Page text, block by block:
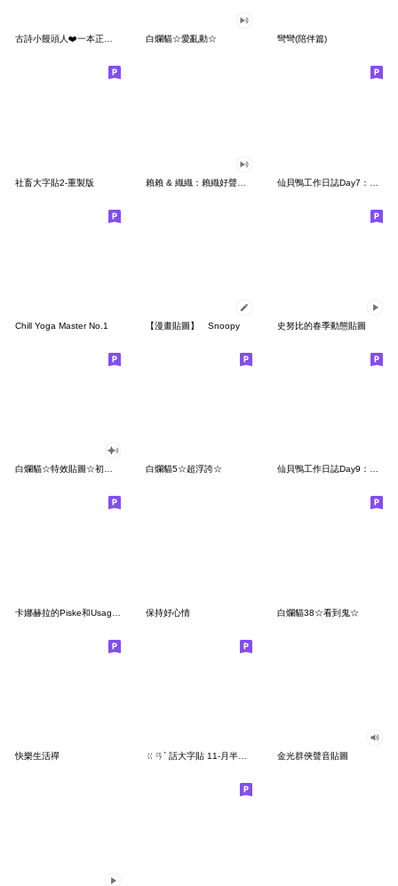
古詩小饅頭人❤️一本正經胡說八道 白爛貓☆愛亂動☆ 彎彎(陪伴篇)
社畜大字貼2-重製版
Chill Yoga Master No.1 【漫畫貼圖】 Snoopy 史努比的春季動態貼圖
白爛貓☆特效貼圖☆初登場 白爛貓5☆超浮誇☆ 仙貝鴨工作日誌Day9：所以你到底想怎樣啊？
保持好心情 白爛貓38☆看到鬼☆
快樂生活禪 金光群俠聲音貼圖